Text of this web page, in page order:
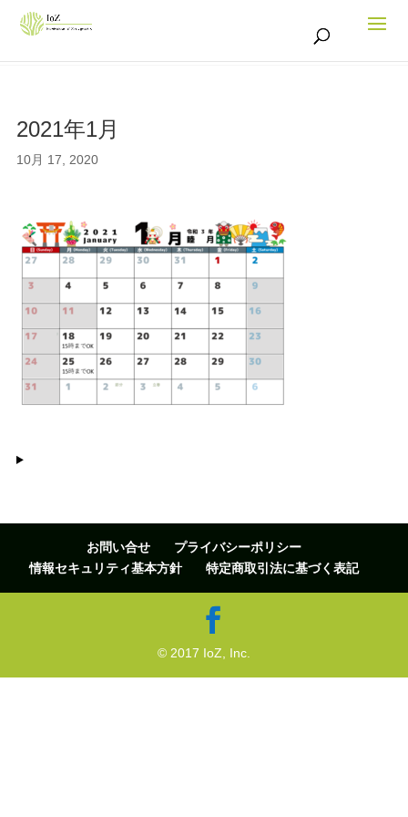
2021年1月
10月 17, 2020
お問い合せ
プライバシーポリシー
情報セキュリティ基本方針
特定商取引法に基づく表記
© 2017 IoZ, Inc.